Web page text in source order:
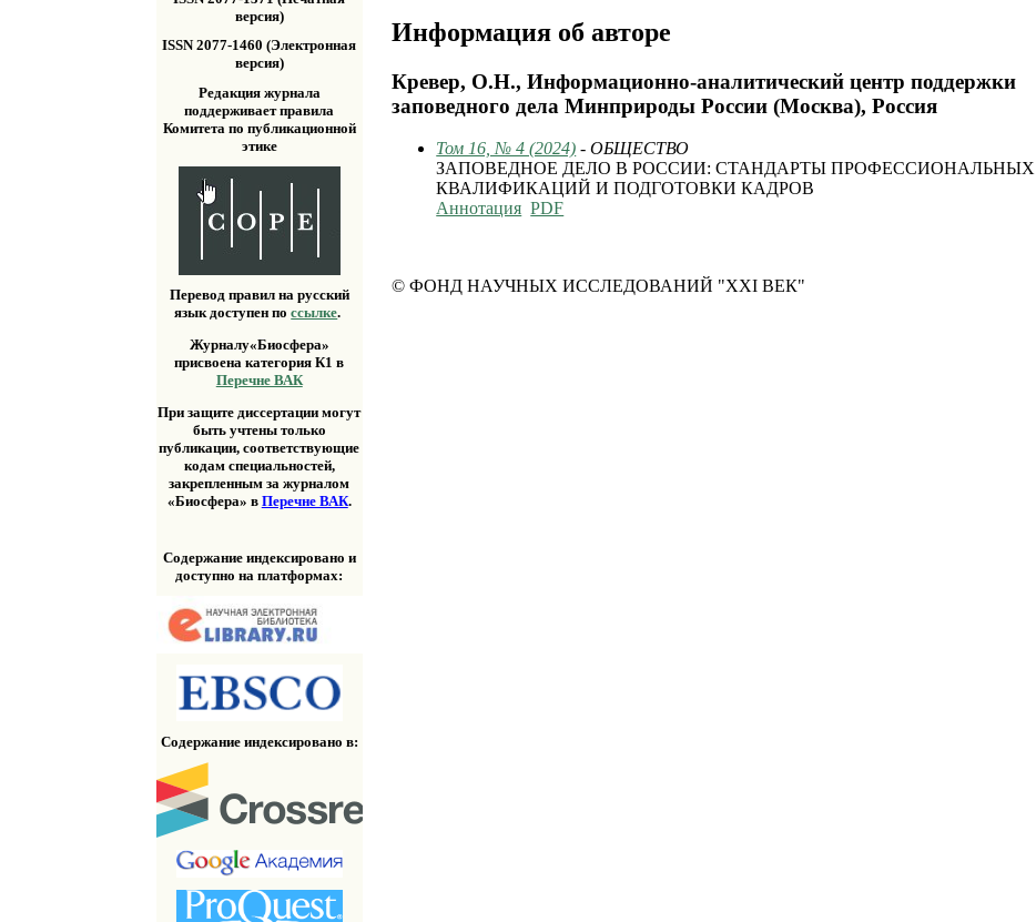
версия)
ISSN 2077-1460 (Электронная
версия)
Редакция журнала
поддерживает правила
Комитета по публикационной
этике
Перевод правил на русский
язык доступен поссылке.
Журналу«Биосфера»
присвоена категория К1 в
Перечне ВАК
При защите диссертации могут
быть учтены только
публикации, соответствующие
кодам специальностей,
закрепленным за журналом
«Биосфера» в Перечне ВАК.
Содержание индексировано и
доступно на платформах:
Содержание индексировано в:
Информация об авторе
Кревер, О.Н., Информационно-аналитический центр поддержки
заповедного дела Минприроды России (Москва), Россия
Том 16, № 4 (2024) - ОБЩЕСТВО
ЗАПОВЕДНОЕ ДЕЛО В РОССИИ: СТАНДАРТЫ ПРОФЕССИОНАЛЬНЫХ
КВАЛИФИКАЦИЙ И ПОДГОТОВКИ КАДРОВ
Аннотация PDF
© ФОНД НАУЧНЫХ ИССЛЕДОВАНИЙ "XXI ВЕК"